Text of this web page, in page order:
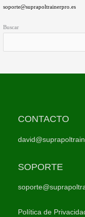
soporte@suprapoltrainerpro.es
Buscar
CONTACTO
SOPORTE
Política de